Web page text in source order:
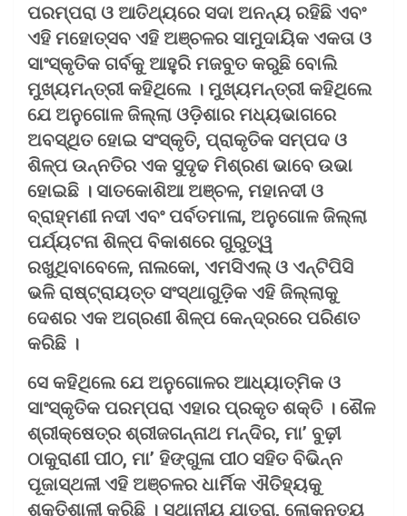
ପରମ୍ପରା ଓ ଆତିଥ୍ୟରେ ସଦା ଅନନ୍ୟ ରହିଛି ଏବଂ
ଏହି ମହୋତ୍ସବ ଏହି ଅଞ୍ଚଳର ସାମୁଦାୟିକ ଏକତା ଓ
ସାଂସ୍କୃତିକ ଗର୍ବକୁ ଆହୁରି ମଜବୁତ କରୁଛି ବୋଲି
ମୁଖ୍ୟମନ୍ତ୍ରୀ କହିଥିଲେ । ମୁଖ୍ୟମନ୍ତ୍ରୀ କହିଥିଲେ
ଯେ ଅନୁଗୋଳ ଜିଲ୍ଲା ଓଡ଼ିଶାର ମଧ୍ୟଭାଗରେ
ଅବସ୍ଥିତ ହୋଇ ସଂସ୍କୃତି, ପ୍ରାକୃତିକ ସମ୍ପଦ ଓ
ଶିଳ୍ପ ଉନ୍ନତିର ଏକ ସୁଦୃଢ ମିଶ୍ରଣ ଭାବେ ଉଭା
ହୋଇଛି । ସାତକୋଶିଆ ଅଞ୍ଚଳ, ମହାନଦୀ ଓ
ବ୍ରାହ୍ମଣୀ ନଦୀ ଏବଂ ପର୍ବତମାଳା, ଅନୁଗୋଳ ଜିଲ୍ଲା
ପର୍ଯ୍ୟଟନା ଶିଳ୍ପ ବିକାଶରେ ଗୁରୁତ୍ୱ
ରଖୁଥିବାବେଳେ, ନାଲକୋ, ଏମସିଏଲ୍ ଓ ଏନ୍‌ଟିପିସି
ଭଳି ରାଷ୍ଟ୍ରାୟତ୍ତ ସଂସ୍ଥାଗୁଡ଼ିକ ଏହି ଜିଲ୍ଲାକୁ
ଦେଶର ଏକ ଅଗ୍ରଣୀ ଶିଳ୍ପ କେନ୍ଦ୍ରରେ ପରିଣତ
କରିଛି ।
ସେ କହିଥିଲେ ଯେ ଅନୁଗୋଳର ଆଧ୍ୟାତ୍ମିକ ଓ
ସାଂସ୍କୃତିକ ପରମ୍ପରା ଏହାର ପ୍ରକୃତ ଶକ୍ତି । ଶୈଳ
ଶ୍ରୀକ୍ଷେତ୍ର ଶ୍ରୀଜଗନ୍ନାଥ ମନ୍ଦିର, ମା’ ବୁଢ଼ୀ
ଠାକୁରାଣୀ ପୀଠ, ମା’ ହିଙ୍ଗୁଳା ପୀଠ ସହିତ ବିଭିନ୍ନ
ପୂଜାସ୍ଥଳୀ ଏହି ଅଞ୍ଚଳର ଧାର୍ମିକ ଐତିହ୍ୟକୁ
ଶକ୍ତିଶାଳୀ କରିଛି । ସ୍ଥାନୀୟ ଯାତ୍ରା, ଲୋକନୃତ୍ୟ